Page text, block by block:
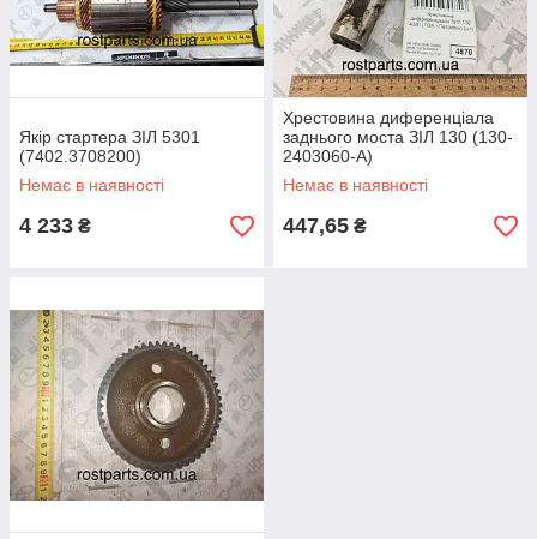
Якір стартера ЗІЛ 5301
(7402.3708200)
Немає в наявності
4 233 ₴
Хрестовина диференціала
заднього моста ЗІЛ 130 (130-
2403060-А)
Немає в наявності
447,65 ₴